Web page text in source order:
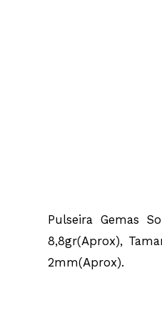
Pulseira Gemas
8,8gr(Aprox),
2mm(Aprox).